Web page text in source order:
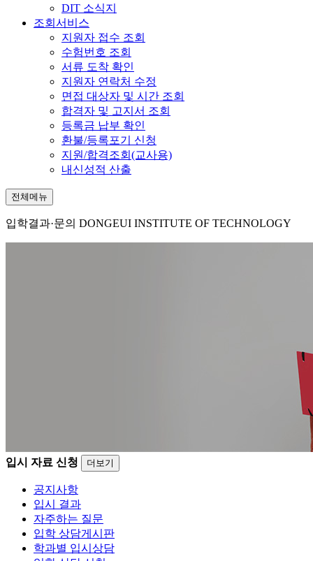
DIT 소식지
조회서비스
지원자 접수 조회
수험번호 조회
서류 도착 확인
지원자 연락처 수정
면접 대상자 및 시간 조회
합격자 및 고지서 조회
등록금 납부 확인
환불/등록포기 신청
지원/합격조회(교사용)
내신성적 산출
전체메뉴
입학결과·문의 DONGEUI INSTITUTE OF TECHNOLOGY
입시 자료 신청 더보기
공지사항
입시 결과
자주하는 질문
입학 상담게시판
학과별 입시상담